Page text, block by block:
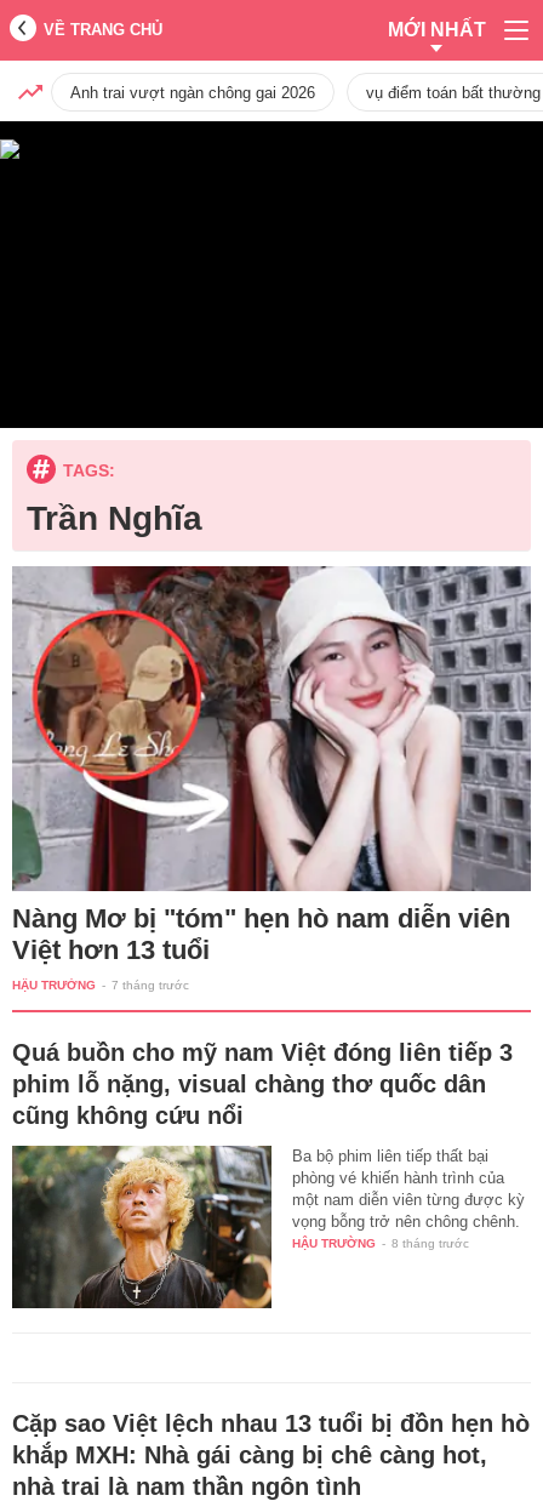
VỀ TRANG CHỦ MỚI NHẤT
Anh trai vượt ngàn chông gai 2026 vụ điểm toán bất
TAGS:
Trần Nghĩa
Nàng Mơ bị "tóm" hẹn hò nam diễn viên
Việt hơn 13 tuổi
HẬU TRƯỜNG - 7 tháng trước
Quá buồn cho mỹ nam Việt đóng liên tiếp 3
phim lỗ nặng, visual chàng thơ quốc dân
cũng không cứu nổi
Ba bộ phim liên tiếp thất bại
phòng vé khiến hành trình của
một nam diễn viên từng được kỳ
vọng bỗng trở nên chông chênh.
HẬU TRƯỜNG - 8 tháng trước
Cặp sao Việt lệch nhau 13 tuổi bị đồn hẹn hò
khắp MXH: Nhà gái càng bị chê càng hot,
nhà trai là nam thần ngôn tình